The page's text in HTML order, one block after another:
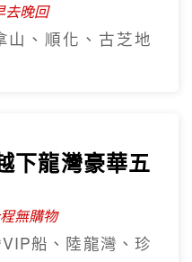
去晚回
山、順化、古芝地
下龍灣豪華五
無購物
船、陸龍灣、珍